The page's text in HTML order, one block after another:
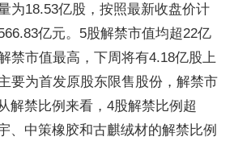
为18.53亿股，按照最新收盘价计
亿元。5股解禁市值均超22亿
禁市值最高，下周将有4.18亿股上
要为首发原股东限售股份，解禁市
解禁比例来看，4股解禁比例超
、中策橡胶和古麒绒材的解禁比例